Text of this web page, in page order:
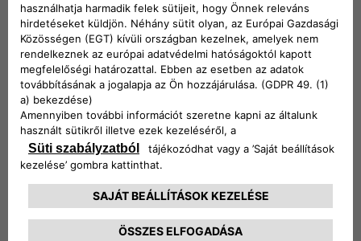
Tengelykapcsoló Hűtőrendszer
Visszapillantó